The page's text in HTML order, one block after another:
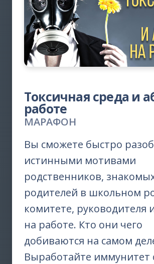
Токсичная среда и
работе
МАРАФОН
Вы сможете быстро
истинными мотивами
родственников,
родителей в школьном
комитете, руководителя
на работе. Кто они чего
добиваются на самом
Выработайте иммунитет